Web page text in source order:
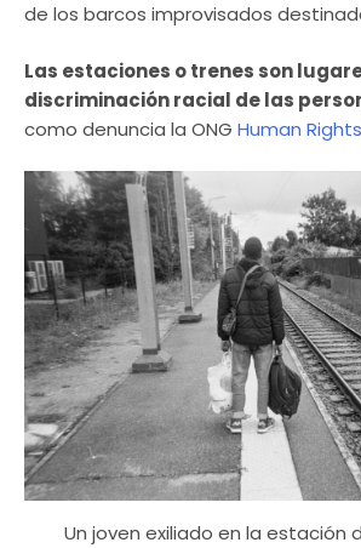
de los barcos improvisados
Las estaciones o trenes son
discriminación racial de las
como denuncia la ONG Human
Un joven exiliado en la estación